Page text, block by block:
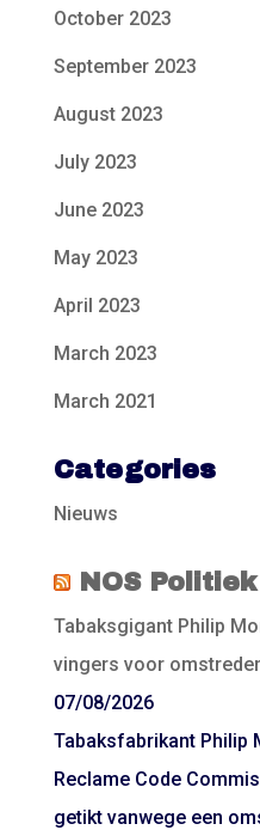
October 2023
September 2023
August 2023
July 2023
June 2023
May 2023
April 2023
March 2023
March 2021
Categories
Nieuws
NOS Politiek
Tabaksgigant Philip
vingers voor
07/08/2026
Tabaksfabrikant Philip
Reclame Code
getikt vanwege een